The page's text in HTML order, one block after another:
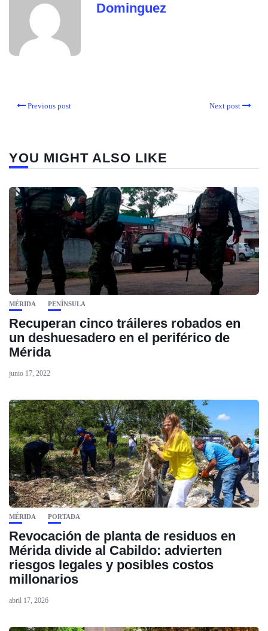
Dominguez
Previous post Next post
YOU MIGHT ALSO LIKE
MÉRIDA PENÍNSULA
Recuperan cinco tráileres robados en
un deshuesadero en el periférico de
Mérida
junio 17, 2022
MÉRIDA PORTADA
Revocación de planta de residuos en
Mérida divide al Cabildo: advierten
riesgos legales y posibles costos
millonarios
abril 17, 2026